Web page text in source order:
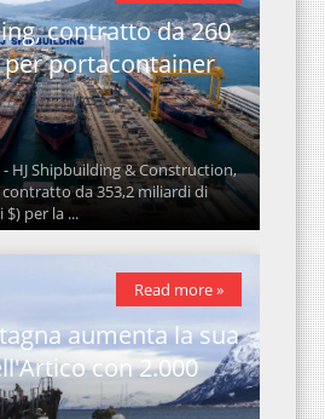
contratto da 260
portacontainer
Shipbuilding & Construction,
da 353,2 miliardi di
$) per la ...
aumenta la sua
con 2.000
Read more »